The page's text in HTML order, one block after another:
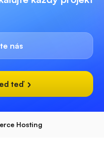
nás
teď
Hosting